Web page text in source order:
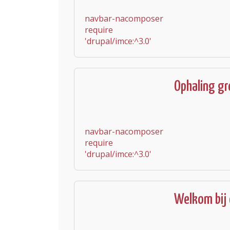
navbar-nacomposer
require
'drupal/imce:^3.0'
Ophaling
navbar-nacomposer
require
'drupal/imce:^3.0'
Welkom bij